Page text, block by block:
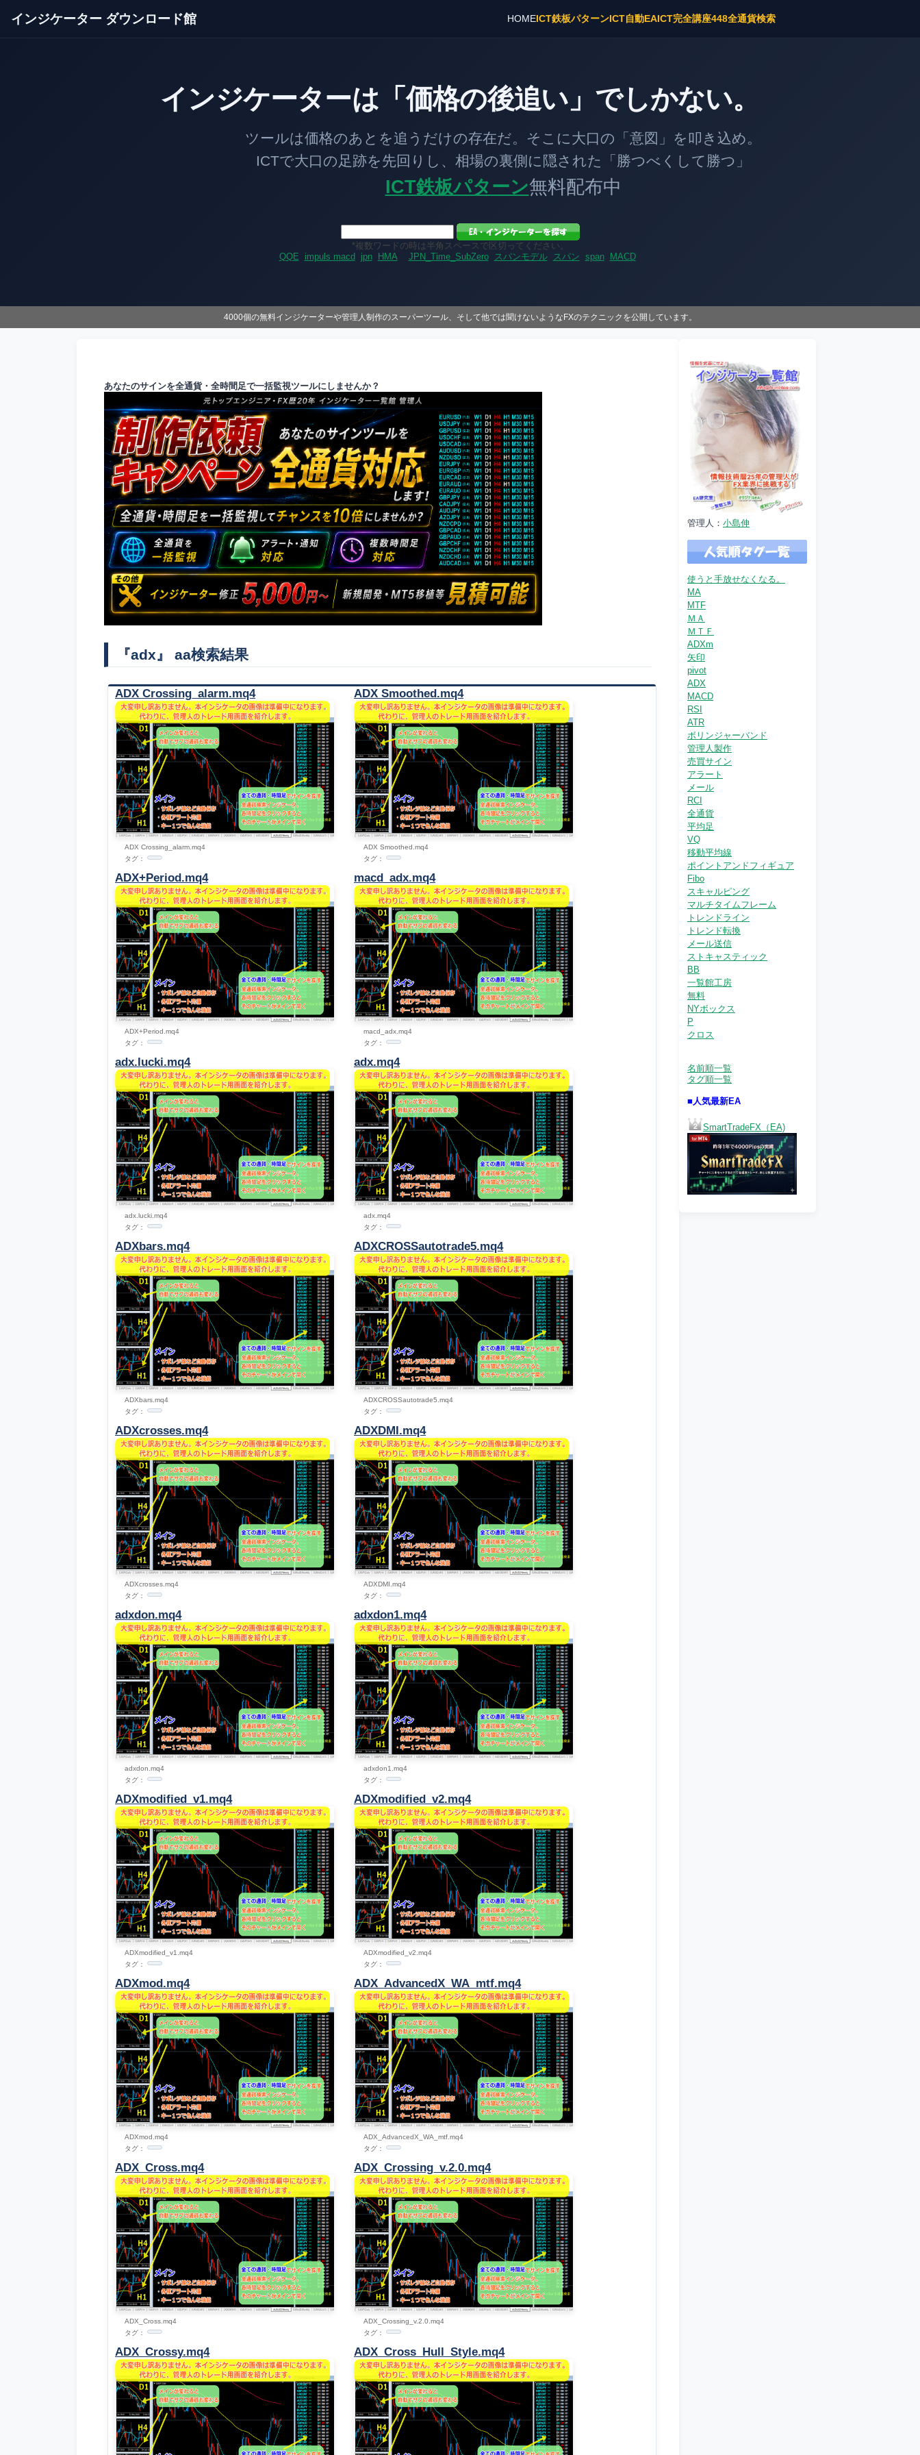
インジケーター ダウンロード館 HOMEICT鉄板パターンICT自動EAICT完全講座448全通貨検索
インジケーターは「価格の後追い」でしかない。
ツールは価格のあとを追うだけの存在だ。そこに大口の「意図」を叩き込め。
ICTで大口の足跡を先回りし、相場の裏側に隠された「勝つべくして勝つ」
ICT鉄板パターン無料配布中
*複数ワードの時は半角スペースで区切ってください。
QQE
impuls macd jpn HMA JPN_Time_SubZero スパンモデル スパン span MACD
4000個の無料インジケーターや管理人制作のスーパーツール、そして他では聞けないようなFXのテクニックを公開しています。
あなたのサインを全通貨・全時間足で一括監視ツールにしませんか？
『adx』 aa検索結果
ADX Crossing_alarm.mq4
ADX Crossing_alarm.mq4
タグ：
ADX Smoothed.mq4
ADX Smoothed.mq4
タグ：
ADX+Period.mq4
ADX+Period.mq4
タグ：
macd_adx.mq4
macd_adx.mq4
タグ：
adx.lucki.mq4
adx.lucki.mq4
タグ：
adx.mq4
adx.mq4
タグ：
ADXbars.mq4
ADXbars.mq4
タグ：
ADXCROSSautotrade5.mq4
ADXCROSSautotrade5.mq4
タグ：
ADXcrosses.mq4
ADXcrosses.mq4
タグ：
ADXDMI.mq4
ADXDMI.mq4
タグ：
adxdon.mq4
adxdon.mq4
タグ：
adxdon1.mq4
adxdon1.mq4
タグ：
ADXmodified_v1.mq4
ADXmodified_v1.mq4
タグ：
ADXmodified_v2.mq4
ADXmodified_v2.mq4
タグ：
ADXmod.mq4
ADXmod.mq4
タグ：
ADX_AdvancedX_WA_mtf.mq4
ADX_AdvancedX_WA_mtf.mq4
タグ：
ADX_Cross.mq4
ADX_Cross.mq4
タグ：
ADX_Crossing_v.2.0.mq4
ADX_Crossing_v.2.0.mq4
タグ：
ADX_Crossy.mq4 ADX_Cross_Hull_Style.mq4
管理人： 小島伸
使うと手放せなくなる。
MA
MTF
ＭＡ
ＭＴＦ
ADXm
矢印
pivot
ADX
MACD
RSI
ATR
ボリンジャーバンド
管理人製作
売買サイン
アラート
メール
RCI
全通貨
平均足
VQ
移動平均線
ポイントアンドフィギュア
Fibo
スキャルピング
マルチタイムフレーム
トレンドライン
トレンド転換
メール送信
ストキャスティック
BB
一覧館工房
無料
NYボックス
P
クロス
名前順一覧
タグ順一覧
■人気最新EA
SmartTradeFX（EA)